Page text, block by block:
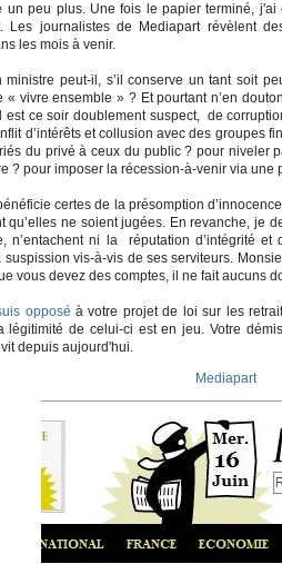
un peu plus. Une fois le papier terminé,
Les journalistes de Mediapart révèlent
les mois à venir.
ministre peut-il, s’il conserve un tant soit
« vivre ensemble » ? Et pourtant n’en
est ce soir doublement suspect, de
d’intérêts et collusion avec des groupes
du privé à ceux du public ? pour niveler
? pour imposer la récession-à-venir via
certes de la présomption
qu’elles ne soient jugées. En revanche, je
n’entachent ni la réputation d’intégrité
suspission vis-à-vis de ses serviteurs.
vous devez des comptes, il ne fait aucuns
opposé à votre projet de loi sur les
légitimité de celui-ci est en jeu. Votre
depuis aujourd'hui.
Mediapart